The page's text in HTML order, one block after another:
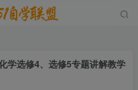
学选修4、选修5专题讲解教学